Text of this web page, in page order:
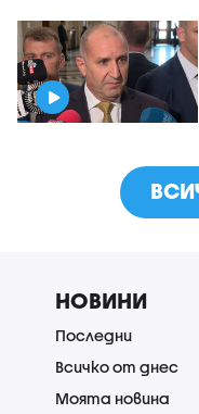
НОВИНИ
Последни
Всичко от днес
Моята новина